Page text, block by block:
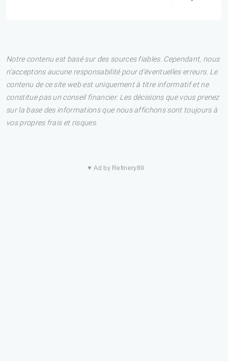
Notre contenu est basé sur des sources fiables. Cependant, nous
n'acceptons aucune responsabilité pour d'éventuelles erreurs. Le
contenu de ce site web est uniquement à titre informatif et ne
constitue pas un conseil financier. Les décisions que vous prenez
sur la base des informations que nous affichons sont toujours à
vos propres frais et risques.
▼ Ad by Refinery89